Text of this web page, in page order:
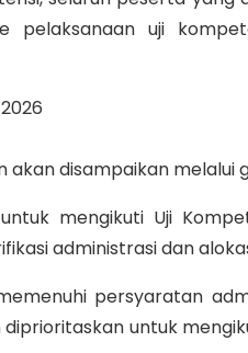
pelaksanaan uji
akan disampaikan
mengikuti Uji
administrasi dan
persyaratan
diprioritaskan untuk